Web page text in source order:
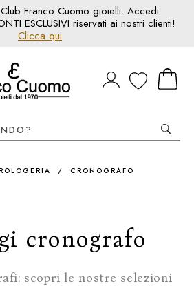
Franco Cuomo gioielli. Accedi
ESCLUSIVI riservati ai nostri clienti!
Clicca qui
/ CRONOGRAFO
cronografo
scopri le nostre selezioni